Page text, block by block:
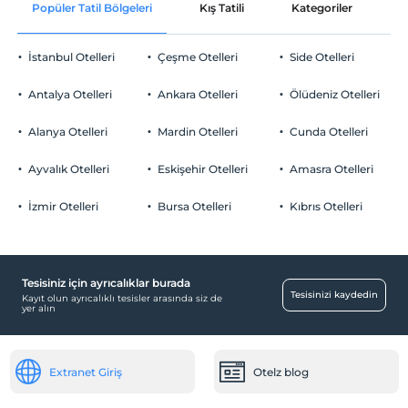
Otopark (Tesis bünyesinde)
Hediyelik eşya dükkanı
Odalar
Ulaşım
Sigara
Çocuklar
Her bir oda için 6 yaşına kadar 1 çocuk ücretsizdir
Odaya meyve sepeti ikramı
Popüler Tatil Bölgeleri Kış Tatili Kategoriler
İstanbul Otelleri
Antalya Otelleri
Alanya Otelleri
Ayvalık Otelleri
İzmir Otelleri
Çeşme Otelleri
Ankara Otelleri
Mardin Otelleri
Eskişehir Otelleri
Bursa Otelleri
Side Otelleri
Ölüdeniz Otelleri
Cunda Otelleri
Amasra Otelleri
Kıbrıs Otelleri
Tesisiniz için ayrıcalıklar burada
Kayıt olun ayrıcalıklı tesisler arasında siz de
yer alın
Tesisinizi kaydedin
Extranet Giriş Otelz blog